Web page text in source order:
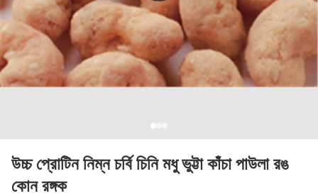
উচ্চ প্রোটিন নিম্ন চর্বি চিনি মধু ভুট্টা কাঁচা পাউলা রঙ
কোন রঙ্গক